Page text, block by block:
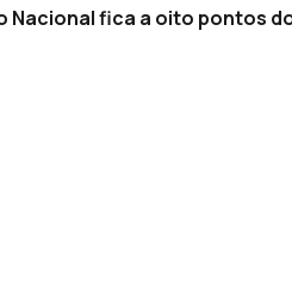
Nacional fica a oito pontos